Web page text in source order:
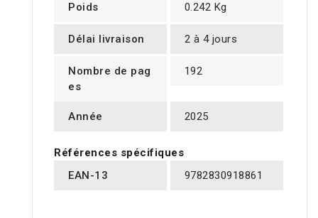
Poids 0.242 Kg
Délai livraison 2 à 4 jours
Nombre de pag
es
192
Année 2025
Références spécifiques
EAN-13
9782830918861